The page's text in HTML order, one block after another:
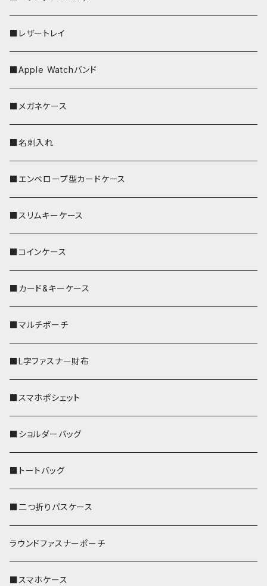
■レザートレイ
■Apple Watchバンド
■メガネケース
■名刺入れ
■エンベロープ型カードケース
■スリムキーケース
■コインケース
■カード&キーケース
■マルチポーチ
■L字ファスナー財布
■スマホポシェット
■ショルダーバッグ
■トートバッグ
■二つ折りパスケース
ラウンドファスナーポーチ
■スマホケース